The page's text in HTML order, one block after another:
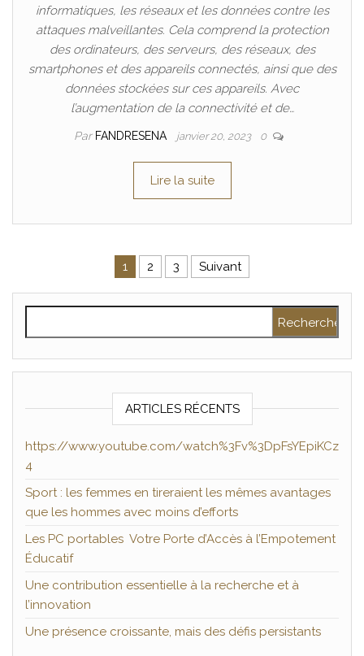
informatiques, les réseaux et les données contre les
attaques malveillantes. Cela comprend la protection
des ordinateurs, des serveurs, des réseaux, des
smartphones et des appareils connectés, ainsi que des
données stockées sur ces appareils. Avec
l’augmentation de la connectivité et de…
Par FANDRESENA janvier 20, 2023 0
Lire la suite
Pagination des publications
1 2 3 Suivant
ARTICLES RÉCENTS
https://www.youtube.com/watch%3Fv%3DpFsYEpiKCz
4
Sport : les femmes en tireraient les mêmes avantages
que les hommes avec moins d’efforts
Les PC portables Votre Porte d’Accès à l’Empotement
Éducatif
Une contribution essentielle à la recherche et à
l’innovation
Une présence croissante, mais des défis persistants